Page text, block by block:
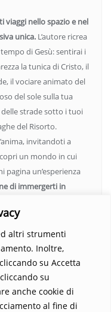
altri strumenti
Inoltre,
su Accetta
su
anche cookie di
al fine di
nello spazio e nel
unica. L’autore ricrea
di Gesù: sentirai i
la tunica di Cristo, il
il vociare animato del
del sole sulla tua
strade sotto i tuoi
del Risorto.
invitandoti a
un mondo in cui
pagina un’esperienza
di immergerti in